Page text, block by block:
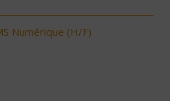
Numérique (H/F)